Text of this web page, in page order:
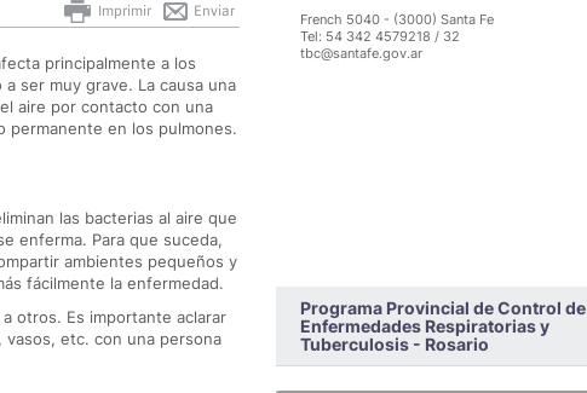
Enviar
Imprimir
principalmente a los
ser muy grave. La causa una
aire por contacto con una
permanente en los pulmones.
las bacterias al aire que
enferma. Para que suceda,
ambientes pequeños y
fácilmente la enfermedad.
otros. Es importante aclarar
etc. con una persona
French 5040 - (3000) Santa Fe
Tel: 54 342 4579218 / 32
tbc@santafe.gov.ar
Programa Provincial de Control de
Enfermedades Respiratorias y
Tuberculosis - Rosario